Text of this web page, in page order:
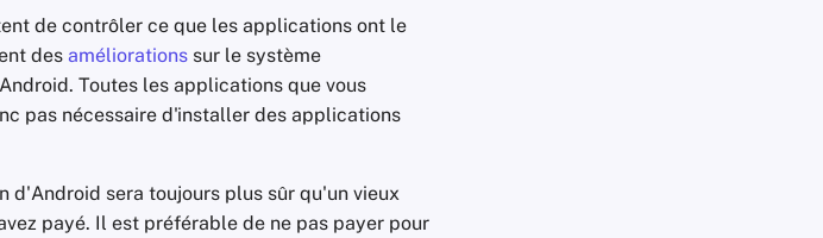
de contrôler ce que les applications ont le
des améliorations sur le système
Toutes les applications que vous
pas nécessaire d'installer des applications
d'Android sera toujours plus sûr qu'un vieux
payé. Il est préférable de ne pas payer pour